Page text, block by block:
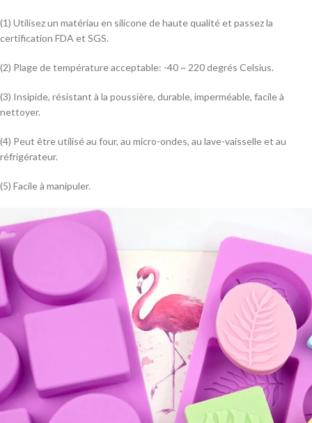
(1) Utilisez un matériau en silicone de haute qualité et passez la
certification FDA et SGS.
(2) Plage de température acceptable: -40 ~ 220 degrés Celsius.
(3) Insipide, résistant à la poussière, durable, imperméable, facile à
nettoyer.
(4) Peut être utilisé au four, au micro-ondes, au lave-vaisselle et au
réfrigérateur.
(5) Facile à manipuler.